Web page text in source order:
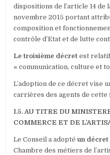
dispositions de l’article 14 de
novembre 2015 portant
composition et
contrôle d’Etat et de lutte
Le troisième décret est
« communication, culture et
L’adoption de ce décret vise
carrières des agents de cette
I.5. AU TITRE DU
COMMERCE ET DE
Le Conseil a adoptéun décret
Chambre des métiers de